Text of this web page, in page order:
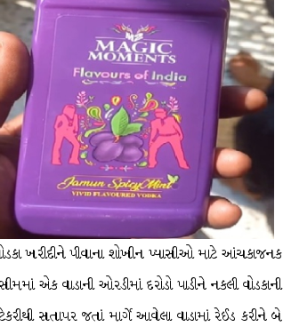
ખરીદીને પીવાના શોખીન પ્યાસીઓ માટે આંચકાજનક
એક વાડાની ઓરડીમાં દરોડો પાડીને નકલી વોડકાની
સતાપર જતાં માર્ગે આવેલા વાડામાં રેઈડ કરીને બે